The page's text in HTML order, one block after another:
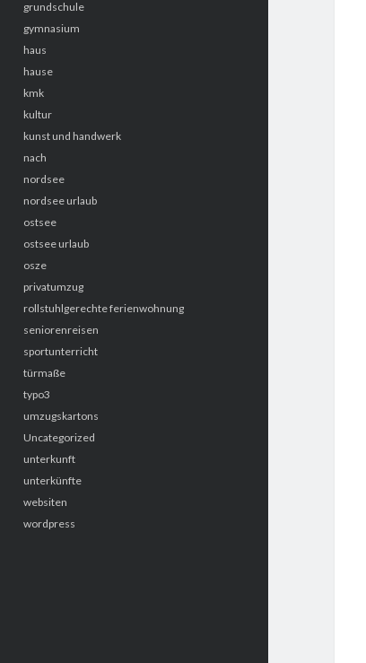
grundschule
gymnasium
haus
hause
kmk
kultur
kunst und handwerk
nach
nordsee
nordsee urlaub
ostsee
ostsee urlaub
osze
privatumzug
rollstuhlgerechte ferienwohnung
seniorenreisen
sportunterricht
türmaße
typo3
umzugskartons
Uncategorized
unterkunft
unterkünfte
websiten
wordpress